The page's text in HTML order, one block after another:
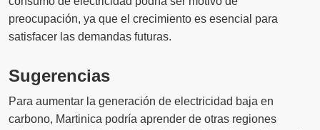
preocupación, ya que el crecimiento es esencial para
satisfacer las demandas futuras.
Sugerencias
Para aumentar la generación de electricidad baja en
carbono, Martinica podría aprender de otras regiones